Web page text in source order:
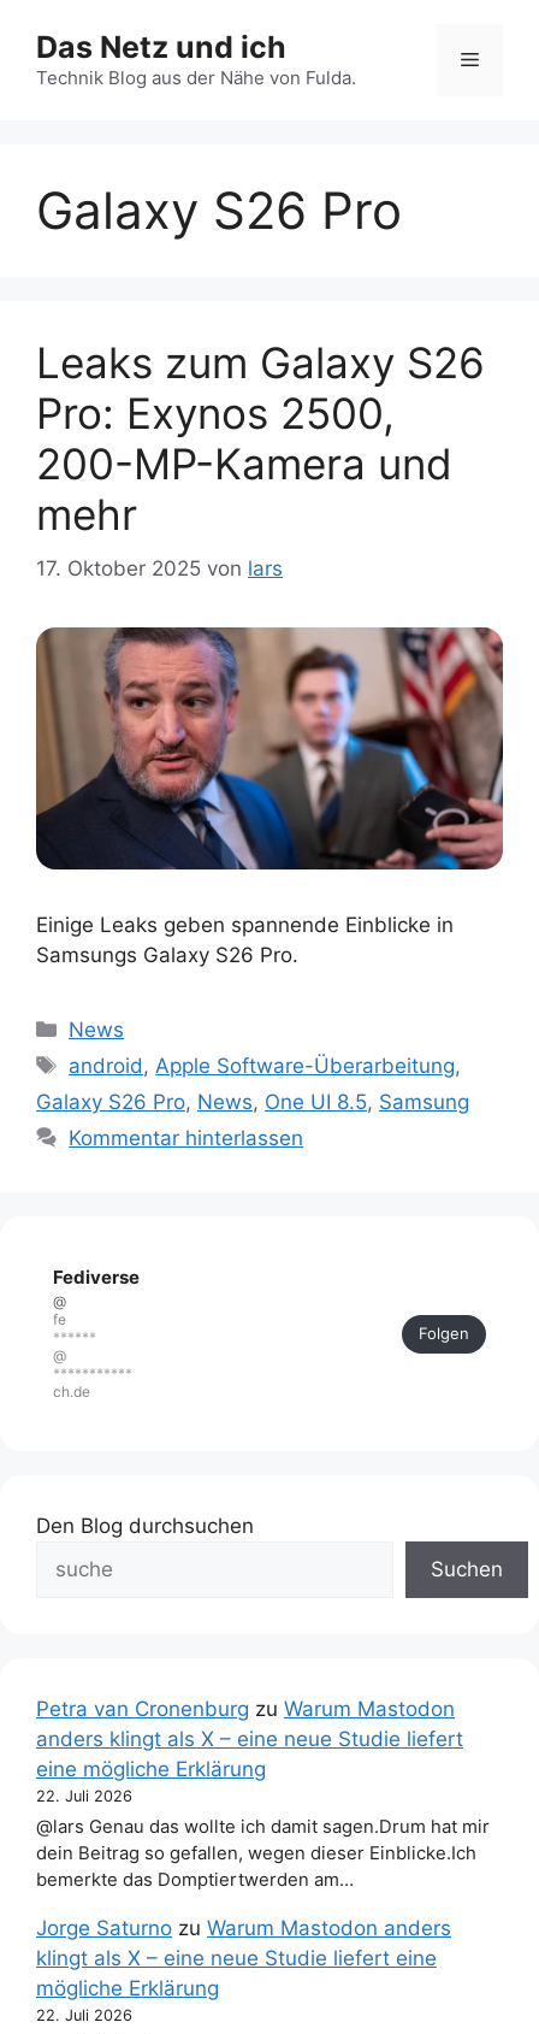
Inhalt
springen
Das Netz und ich
Technik Blog aus der Nähe von Fulda.
Menü
Galaxy S26 Pro
Leaks zum Galaxy S26
Pro: Exynos 2500,
200-MP-Kamera und
mehr
17. Oktober 2025 von lars
Einige Leaks geben spannende Einblicke in
Samsungs Galaxy S26 Pro.
Kategorien
News
Schlagwörter
android,Apple Software-Überarbeitung,
Galaxy S26 Pro, News, One UI 8.5, Samsung
Kommentar hinterlassen
Fediverse
@
fe
******
@
***********
ch.de
Folgen
Den Blog durchsuchen
Suchen
Petra van Cronenburg zu Warum Mastodon
anders klingt als X – eine neue Studie liefert
eine mögliche Erklärung
22. Juli 2026
@lars Genau das wollte ich damit sagen.Drum hat mir
dein Beitrag so gefallen, wegen dieser Einblicke.Ich
bemerkte das Domptiertwerden am…
Jorge Saturno zu Warum Mastodon anders
klingt als X – eine neue Studie liefert eine
mögliche Erklärung
22. Juli 2026